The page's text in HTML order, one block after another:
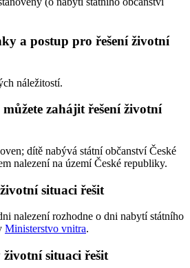
a postup pro řešení životní
náležitostí.
zahájit řešení životní
dítě nabývá státní občanství České
nalezení na území České republiky.
situaci řešit
nalezení rozhodne o dni nabytí státního
Ministerstvo vnitra.
situaci řešit